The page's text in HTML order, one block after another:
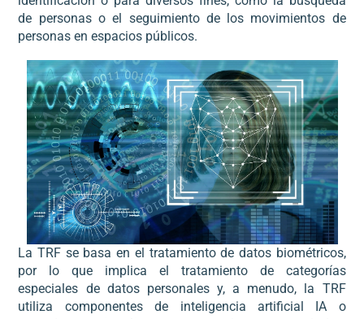
de personas o el seguimiento de los movimientos de
personas en espacios públicos.
La TRF se basa en el tratamiento de datos biométricos,
por lo que implica el tratamiento de categorías
especiales de datos personales y, a menudo, la TRF
utiliza componentes de inteligencia artificial IA o